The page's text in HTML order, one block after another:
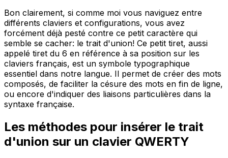
Bon clairement, si comme moi vous naviguez entre
différents claviers et configurations, vous avez
forcément déjà pesté contre ce petit caractère qui
semble se cacher: le trait d'union! Ce petit tiret, aussi
appelé tiret du 6 en référence à sa position sur les
claviers français, est un symbole typographique
essentiel dans notre langue. Il permet de créer des mots
composés, de faciliter la césure des mots en fin de ligne,
ou encore d'indiquer des liaisons particulières dans la
syntaxe française.
Les méthodes pour insérer le trait
d'union sur un clavier QWERTY